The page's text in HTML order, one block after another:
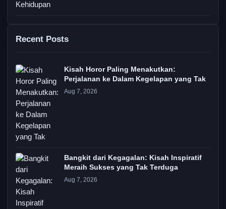
Recent Posts
Kisah Horor Paling Menakutkan:
Perjalanan ke Dalam Kegelapan yang Tak
Aug 7, 2026
Bangkit dari Kegagalan: Kisah Inspiratif
Meraih Sukses yang Tak Terduga
Aug 7, 2026